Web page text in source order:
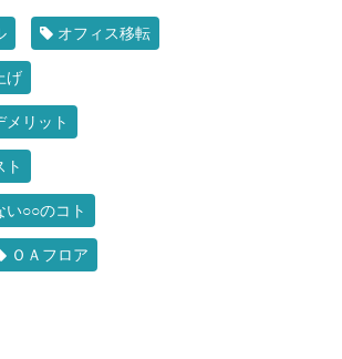
オフィス移転
げ
メリット
ト
い○○のコト
ＯＡフロア